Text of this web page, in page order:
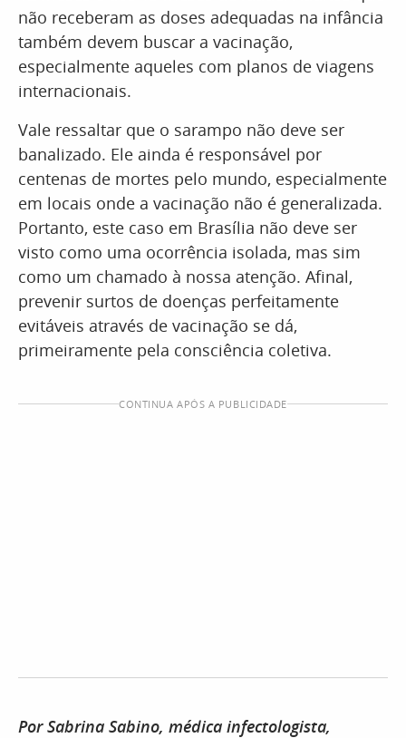
não receberam as doses adequadas na infância
também devem buscar a vacinação,
especialmente aqueles com planos de viagens
internacionais.
Vale ressaltar que o sarampo não deve ser
banalizado. Ele ainda é responsável por
centenas de mortes pelo mundo, especialmente
em locais onde a vacinação não é generalizada.
Portanto, este caso em Brasília não deve ser
visto como uma ocorrência isolada, mas sim
como um chamado à nossa atenção. Afinal,
prevenir surtos de doenças perfeitamente
evitáveis através de vacinação se dá,
primeiramente pela consciência coletiva.
CONTINUA APÓS A PUBLICIDADE
Por Sabrina Sabino, médica infectologista,